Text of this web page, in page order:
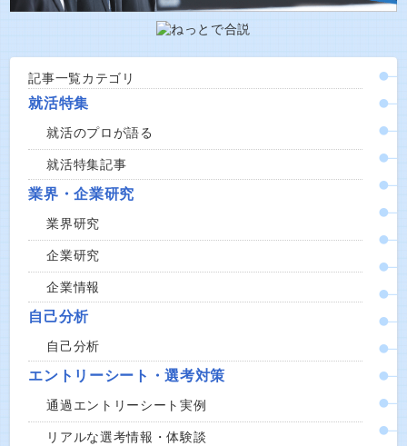
記事一覧カテゴリ
就活特集
就活のプロが語る
就活特集記事
業界・企業研究
業界研究
企業研究
企業情報
自己分析
自己分析
エントリーシート・選考対策
通過エントリーシート実例
リアルな選考情報・体験談